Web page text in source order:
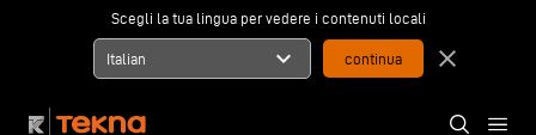
Scegli la tua lingua per vedere i contenuti locali
Italian expand_more close